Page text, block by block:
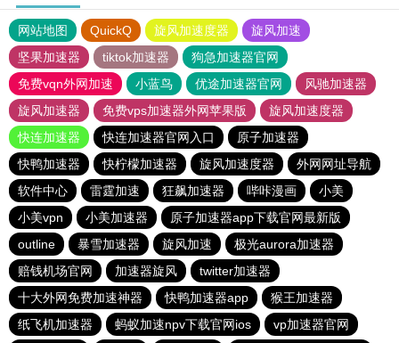
网站地图 QuickQ 旋风加速度器
旋风加速
坚果加速器
tiktok加速器
狗急加速器官网
免费vqn外网加速
小蓝鸟 优途加速器官网
风驰加速器
旋风加速器
免费vps加速器外网苹果版
旋风加速度器
快连加速器
快连加速器官网入口
原子加速器
快鸭加速器
快柠檬加速器 旋风加速度器
外网网址导航
软件中心
雷霆加速 狂飙加速器 哔咔漫画
小美
小美vpn
小美加速器
原子加速器app下载官网最新版
outline
暴雪加速器 旋风加速
极光aurora加速器
赔钱机场官网
加速器旋风
twitter加速器
十大外网免费加速神器
快鸭加速器app
猴王加速器
纸飞机加速器
蚂蚁加速npv下载官网ios
vp加速器官网